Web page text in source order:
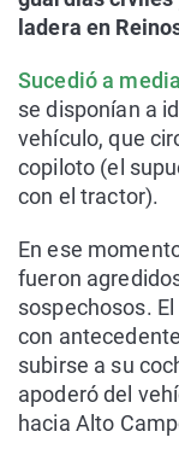
ladera en
Sucedió a
se disponían a
vehículo, que
copiloto (el
con el tractor).
En ese
fueron
sospechosos.
con
subirse a su
apoderó del
hacia Alto